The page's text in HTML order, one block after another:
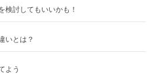
検討してもいいかも！
いとは？
よう